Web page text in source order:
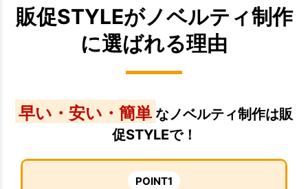
販促STYLEがノベルティ制作
に選ばれる理由
早い・安い・簡単 なノベルティ制作は販
促STYLEで！
POINT1